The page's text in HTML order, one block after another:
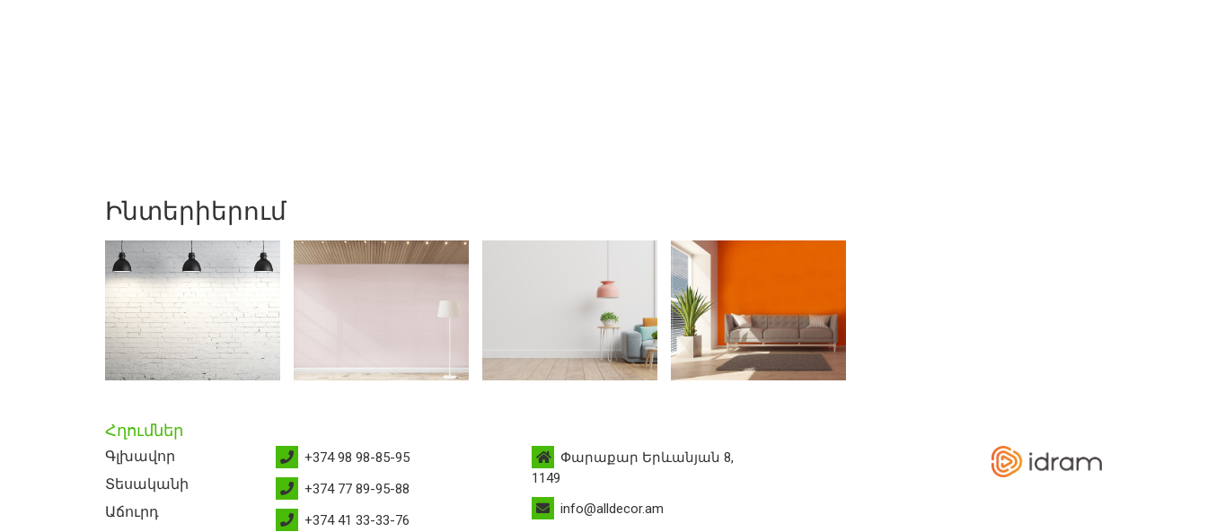
Ինտերիերում
Հղումներ
Գլխավոր
Տեսականի
Աճուրդ
+374 98 98-85-95
+374 77 89-95-88
+374 41 33-33-76
Փարաքար Երևանյան 8,
1149
info@alldecor.am